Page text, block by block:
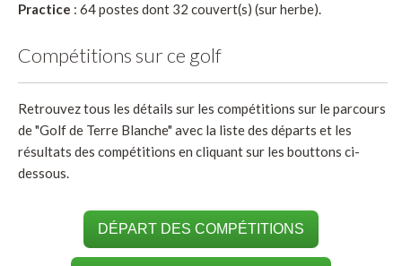
Practice : 64 postes dont 32 couvert(s) (sur herbe).
Compétitions sur ce golf
Retrouvez tous les détails sur les compétitions sur le parcours
de "Golf de Terre Blanche" avec la liste des départs et les
résultats des compétitions en cliquant sur les bouttons ci-
dessous.
DÉPART DES COMPÉTITIONS